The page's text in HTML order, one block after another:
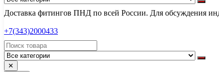
Доставка фитингов ПНД по всей России. Для обсуждения
+7(343)2000433
✕